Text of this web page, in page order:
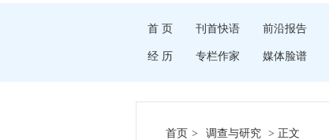
首 页 刊首快语 前沿报告
经 历 专栏作家 媒体脸谱
首页 > 调查与研究 > 正文